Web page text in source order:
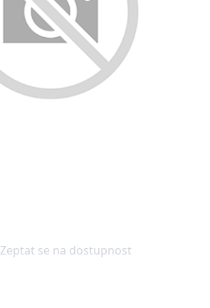
Zeptat se na dostupnost